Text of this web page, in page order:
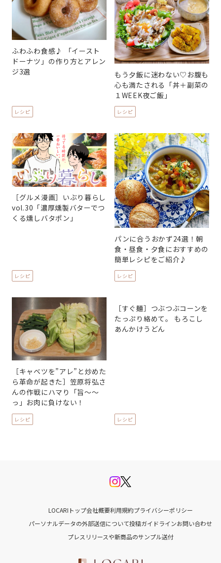
ふわふわ食感♪ 「イースト
ドーナツ」の作り方とアレン
ジ3選
レシピ
もう夕飯に迷わない♡お腹も
心も満たされる「丼＋副菜の
１WEEK夜ご飯」
レシピ
［グルメ漫画］いぶり暮らし
vol.30「濃厚燻製バターでつ
くる燻しバタポン」
レシピ
パンに合うおかず24選！朝
食・昼食・夕食におすすめの
簡単レシピをご紹介♪
レシピ
［キャベツを”アレ”と炒めた
ら革命が起きた］笠原将弘さ
んの作戦にハマり「旨〜〜
っ」お肉に負けない！
レシピ
［すぐ麺］つぶつぶコーンを
たっぷり絡めて。 もろこし
あんかけうどん
レシピ
LOCARIトップ会社概要利用規約プライバシーポリシー
パーソナルデータの外部送信について投稿ガイドラインお問い合わせ
プレスリリースや新商品のサンプル送付